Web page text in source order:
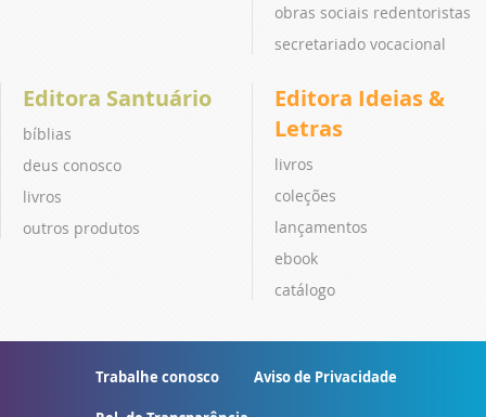
obras sociais redentoristas
secretariado vocacional
Editora Santuário
bíblias
deus conosco
livros
outros produtos
Editora Ideias &
Letras
livros
coleções
lançamentos
ebook
catálogo
Trabalhe conosco Aviso de Privacidade